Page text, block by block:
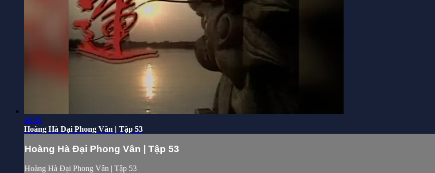
48:08
Hoàng Hà Đại Phong Vân | Tập 53
Hoàng Hà Đại Phong Vân | Tập 53
Hoàng Hà Đại Phong Vân | Tập 53